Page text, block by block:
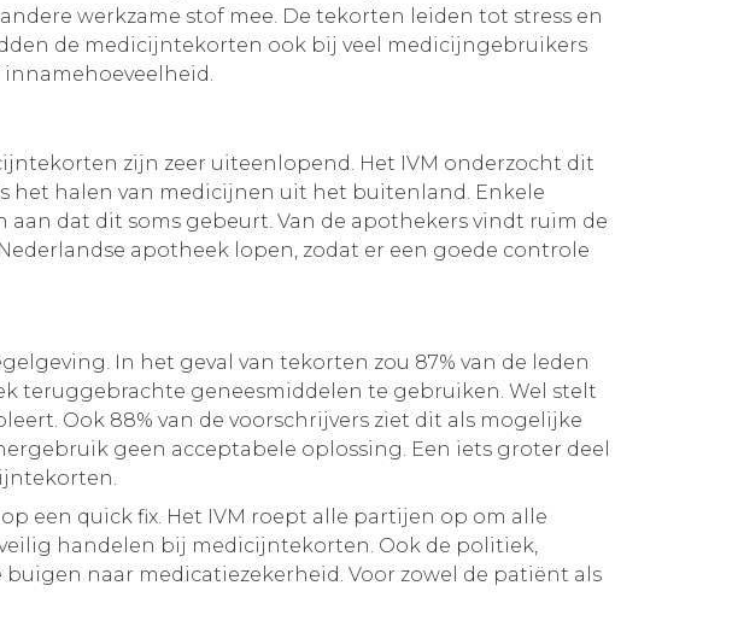
werkzame stof mee. De tekorten leiden tot stress en
de medicijntekorten ook bij veel medicijngebruikers
innamehoeveelheid.
zijn zeer uiteenlopend. Het IVM onderzocht dit
het halen van medicijnen uit het buitenland. Enkele
dat dit soms gebeurt. Van de apothekers vindt ruim de
apotheek lopen, zodat er een goede controle
In het geval van tekorten zou 87% van de leden
teruggebrachte geneesmiddelen te gebruiken. Wel stelt
Ook 88% van de voorschrijvers ziet dit als mogelijke
geen acceptabele oplossing. Een iets groter deel
een quick fix. Het IVM roept alle partijen op om alle
handelen bij medicijntekorten. Ook de politiek,
naar medicatiezekerheid. Voor zowel de patiënt als